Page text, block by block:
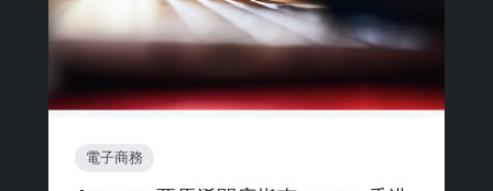
電子商務